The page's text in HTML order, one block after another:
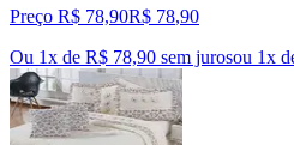
Preço R$ 78,90R$ 78,90
Ou 1x de R$ 78,90 sem jurosou 1x